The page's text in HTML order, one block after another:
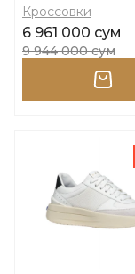
Кроссовки
6 961 000 сум
9 944 000 сум